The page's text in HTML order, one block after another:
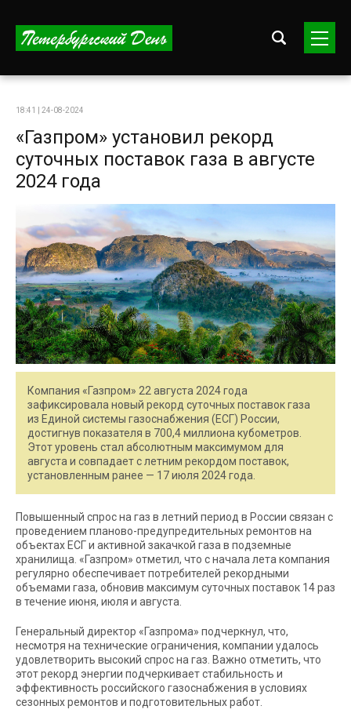
18:41 | 24-08-2024
«Газпром» установил рекорд
суточных поставок газа в августе
2024 года
Компания «Газпром» 22 августа 2024 года
зафиксировала новый рекорд суточных поставок газа
из Единой системы газоснабжения (ЕСГ) России,
достигнув показателя в 700,4 миллиона кубометров.
Этот уровень стал абсолютным максимумом для
августа и совпадает с летним рекордом поставок,
установленным ранее — 17 июля 2024 года.
Повышенный спрос на газ в летний период в России связан с
проведением планово-предупредительных ремонтов на
объектах ЕСГ и активной закачкой газа в подземные
хранилища. «Газпром» отметил, что с начала лета компания
регулярно обеспечивает потребителей рекордными
объемами газа, обновив максимум суточных поставок 14 раз
в течение июня, июля и августа.
Генеральный директор «Газпрома» подчеркнул, что,
несмотря на технические ограничения, компании удалось
удовлетворить высокий спрос на газ. Важно отметить, что
этот рекорд энергии подчеркивает стабильность и
эффективность российского газоснабжения в условиях
сезонных ремонтов и подготовительных работ.